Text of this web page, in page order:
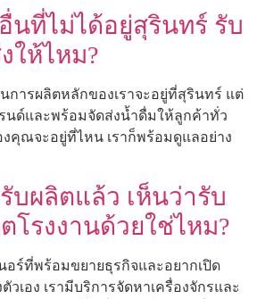
นที่ไม่ได้อยู่สุรินทร์ รับ
ให้ไหม?
ารผลิตหลักของเราจะอยู่ที่สุรินทร์ แต่
นด์และพร้อมจัดส่งน้ำดื่มให้ลูกค้าทั่ว
งคุณจะอยู่ที่ไหน เราก็พร้อมดูแลอย่าง
บผลิตแล้ว เห็นว่ารับ
โรงงานด้วยใช่ไหม?
อร์ที่พร้อมขยายธุรกิจและอยากเปิด
เอง เรามีบริการจัดหาเครื่องจักรและ